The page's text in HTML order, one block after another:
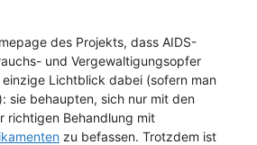
des Projekts, dass AIDS-
und Vergewaltigungsopfer
Lichtblick dabei (sofern man
sie behaupten, sich nur mit den
richtigen Behandlung mit
zu befassen. Trotzdem ist